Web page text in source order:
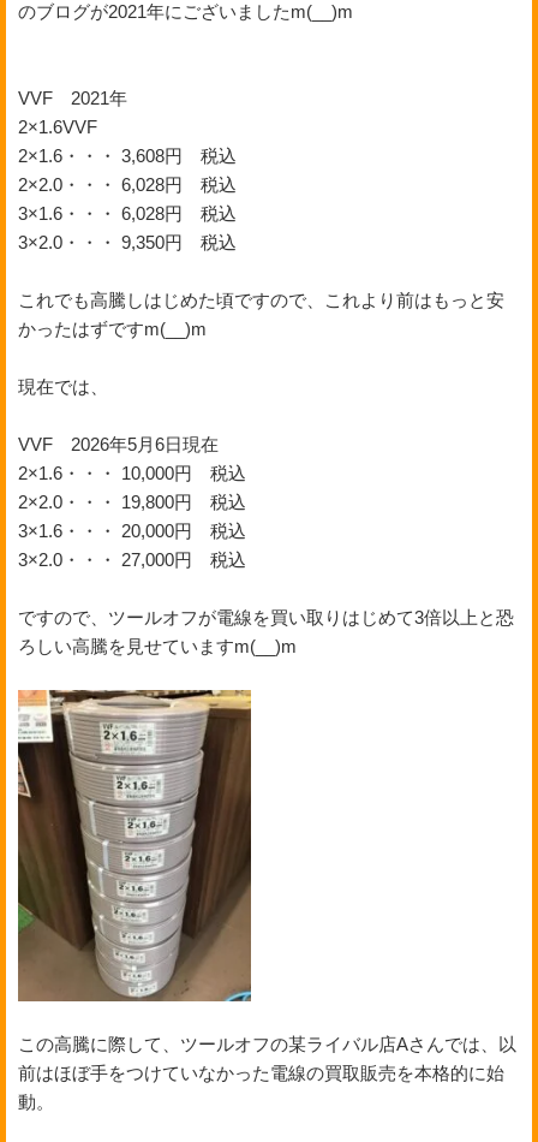
のブログが2021年にございましたm(__)m
VVF 2021年
2×1.6VVF
2×1.6・・・ 3,608円 税込
2×2.0・・・ 6,028円 税込
3×1.6・・・ 6,028円 税込
3×2.0・・・ 9,350円 税込
これでも高騰しはじめた頃ですので、これより前はもっと安
かったはずですm(__)m
現在では、
VVF 2026年5月6日現在
2×1.6・・・ 10,000円 税込
2×2.0・・・ 19,800円 税込
3×1.6・・・ 20,000円 税込
3×2.0・・・ 27,000円 税込
ですので、ツールオフが電線を買い取りはじめて3倍以上と恐
ろしい高騰を見せていますm(__)m
この高騰に際して、ツールオフの某ライバル店Aさんでは、以
前はほぼ手をつけていなかった電線の買取販売を本格的に始
動。